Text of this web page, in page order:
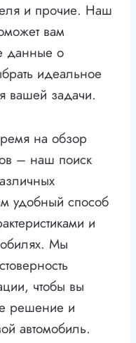
и прочие. Наш
вам
данные о
идеальное
вашей задачи.
на обзор
– наш поиск
удобный способ
и
Мы
чтобы вы
решение и
автомобиль.